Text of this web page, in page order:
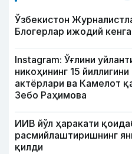
Ўзбекистон
Блогерлар ижодий
Instagram: Ўғлини
никоҳининг 15
актёрлари ва Камелот
Зебо Раҳимова
ИИВ йўл ҳаракати
расмийлаштиришнинг
қилди